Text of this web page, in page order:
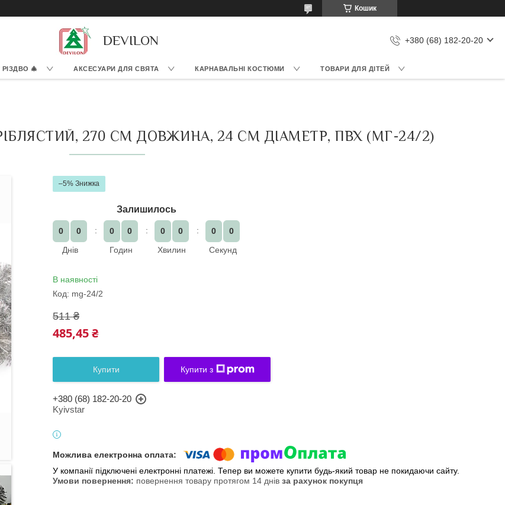
Кошик
DEVILON +380 (68) 182-20-20
🎄 АКСЕСУАРИ ДЛЯ СВЯТА КАРНАВАЛЬНІ КОСТЮМИ ТОВАРИ ДЛЯ ДІТЕЙ
270 СМ ДОВЖИНА, 24 СМ ДІАМЕТР, ПВХ (МГ-24/2)
–5%
Залишилось
0
0
Днів
0
0
Годин
0
0
Хвилин
0
0
Секунд
В наявності
Код: mg-24/2
511 ₴
485,45 ₴
Купити Купити з
+380 (68) 182-20-20
Kyivstar
У компанії підключені електронні платежі. Тепер ви можете купити будь-який товар не покидаючи сайту.
повернення товару протягом 14 днів за рахунок покупця